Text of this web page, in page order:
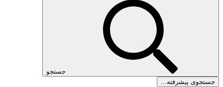
جستجو
جستجوی پیشرفته...